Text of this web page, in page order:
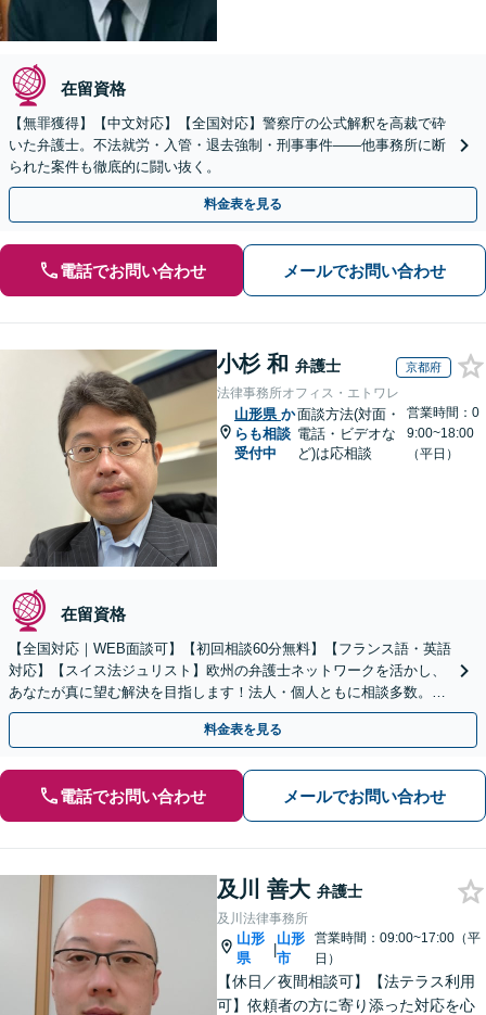
在留資格
【無罪獲得】【中文対応】【全国対応】警察庁の公式解釈を高裁で砕
いた弁護士。不法就労・入管・退去強制・刑事事件——他事務所に断
られた案件も徹底的に闘い抜く。
料金表を見る
電話でお問い合わせ メールでお問い合わせ
小杉 和 弁護士 京都府
法律事務所オフィス・エトワレ
山形県 か
らも相談
受付中
面談方法(対面・
電話・ビデオな
ど)は応相談
営業時間：0
9:00~18:00
（平日）
在留資格
【全国対応｜WEB面談可】【初回相談60分無料】【フランス語・英語
対応】【スイス法ジュリスト】欧州の弁護士ネットワークを活かし、
あなたが真に望む解決を目指します！法人・個人ともに相談多数。細
やかな連絡と粘り強い交渉を徹底【休日・夜間相談可】
料金表を見る
電話でお問い合わせ メールでお問い合わせ
及川 善大 弁護士
及川法律事務所
山形
県
|
山形
市
営業時間：09:00~17:00（平
日）
【休日／夜間相談可】【法テラス利用
可】依頼者の方に寄り添った対応を心